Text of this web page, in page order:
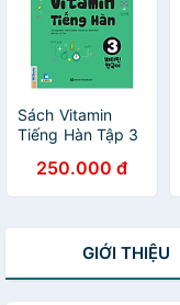
Sách Vitamin
Tiếng Hàn Tập 3
250.000 đ
GIỚI THIỆU